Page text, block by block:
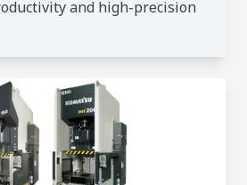
and high-precision